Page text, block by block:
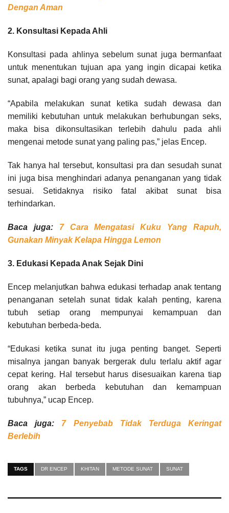
Dengan Aman
2. Konsultasi Kepada Ahli
Konsultasi pada ahlinya sebelum sunat juga bermanfaat
untuk menentukan tujuan apa yang ingin dicapai ketika
sunat, apalagi bagi orang yang sudah dewasa.
“Apabila melakukan sunat ketika sudah dewasa dan
memiliki kebutuhan untuk melakukan berhubungan seks,
maka bisa dikonsultasikan terlebih dahulu pada ahli
mengenai metode sunat yang paling pas,” jelas Encep.
Tak hanya hal tersebut, konsultasi pra dan sesudah sunat
ini juga bisa menghindari adanya penanganan yang tidak
sesuai. Setidaknya risiko fatal akibat sunat bisa
terhindarkan.
Baca juga: 7 Cara Mengatasi Kuku Yang Rapuh,
Gunakan Minyak Kelapa Hingga Lemon
3. Edukasi Kepada Anak Sejak Dini
Encep melanjutkan bahwa edukasi terhadap anak tentang
penanganan setelah sunat tidak kalah penting, karena
tubuh setiap orang mempunyai kemampuan dan
kebutuhan berbeda-beda.
“Edukasi ketika sunat itu juga penting banget. Seperti
misalnya jangan banyak bergerak dulu terlalu aktif agar
cepat kering. Hal tersebut harus disesuaikan karena tiap
orang akan berbeda kebutuhan dan kemampuan
tubuhnya,” ucap Encep.
Baca juga: 7 Penyebab Tidak Terduga Keringat
Berlebih
TAGS DR ENCEP KHITAN METODE SUNAT SUNAT